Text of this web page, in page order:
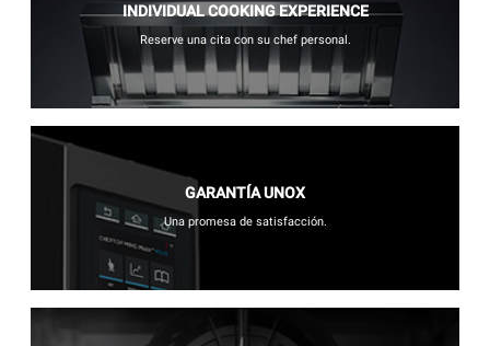
INDIVIDUAL COOKING EXPERIENCE
Reserve una cita con su chef personal.
GARANTÍA UNOX
Una promesa de satisfacción.